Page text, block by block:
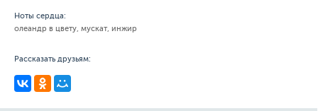
Ноты сердца:
олеандр в цвету, мускат, инжир
Рассказать друзьям: